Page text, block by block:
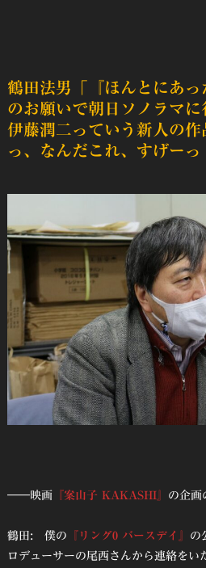
鶴田法男「 『ほんとにあっ
のお願いで朝日ソノラマに
伊藤潤二っていう新人の作
っ、なんだこれ、すげーっ
――映画 『案山子 KAKASHI』 の企画
鶴田: 僕の 『リング0 バースデイ』 の
ロデューサーの尾西さんから連絡をい